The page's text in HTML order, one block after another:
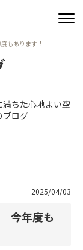
もあります！
ちた心地よい空
ブログ
2025/04/03
今年度も